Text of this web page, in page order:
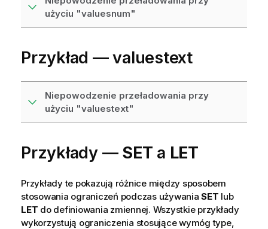
użyciu "valuesnum"
Przykład —valuestext
Niepowodzenie przeładowania przy
użyciu "valuestext"
Przykłady — SET a LET
Przykłady te pokazują różnice między sposobem
stosowania ograniczeń podczas używaniaSET lub
LET do definiowania zmiennej. Wszystkie przykłady
wykorzystują ograniczenia stosujące wymógtype,